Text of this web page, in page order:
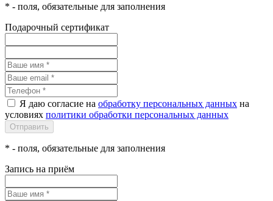
* - поля, обязательные для заполнения
Подарочный сертификат
Я даю согласие на обработку персональных данных на
условиях политики обработки персональных данных
* - поля, обязательные для заполнения
Запись на приём